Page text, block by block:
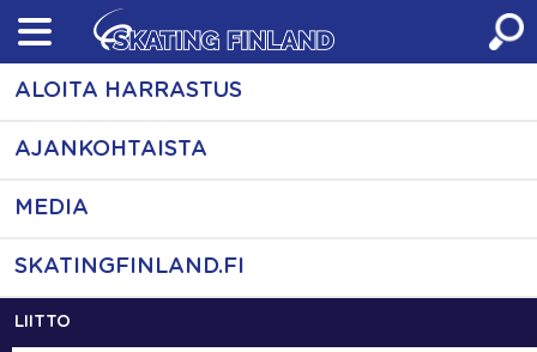
Skip
content
ALOITA HARRASTUS
AJANKOHTAISTA
MEDIA
SKATINGFINLAND.FI
LIITTO